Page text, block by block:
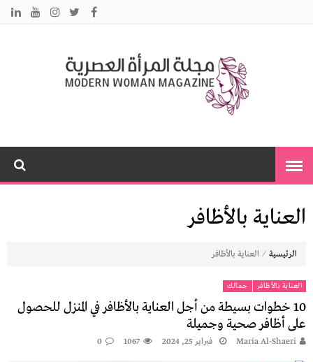
العناية بالأظافر
الرئيسية ⁄ العناية بالأظافر
العناية بالأظافر جمالك
10 خطوات بسيطة من أجل العناية بالأظافر في المنزل للحصول
على أظافر صحية وجميلة
Maria Al-Shaeri فبراير 25, 2024 1067
0